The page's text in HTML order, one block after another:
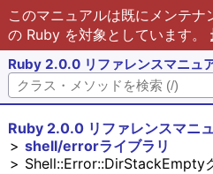
このマニュアルは既にメンテ
の Ruby を対象としています。
Ruby 2.0.0 リファレンスマニュ
Ruby 2.0.0 リファレンスマニ
shell/errorライブラリ
Shell::Error::DirStackEmpty